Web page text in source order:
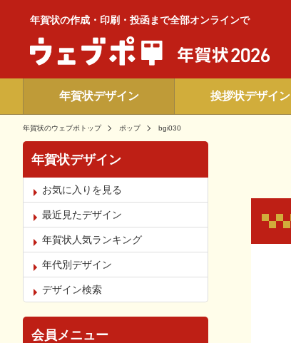
年賀状の作成・印刷・投函まで全部オンラインで
年賀状デザイン 挨拶状デザイン
年賀状のウェブポトップ ポップ bgi030
年賀状デザイン
お気に入りを見る
最近見たデザイン
年賀状人気ランキング
年代別デザイン
デザイン検索
会員メニュー